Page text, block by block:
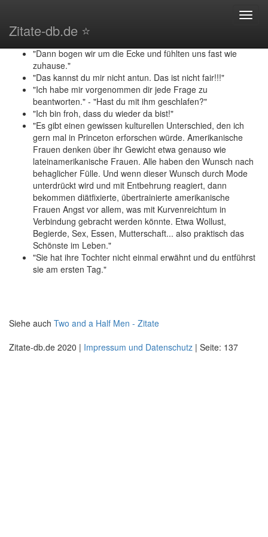
Zitate-db.de ⭐️
"Ich bin die Tochter meiner Mutter!"
"Dann bogen wir um die Ecke und fühlten uns fast wie
zuhause."
"Das kannst du mir nicht antun. Das ist nicht fair!!!"
"Ich habe mir vorgenommen dir jede Frage zu
beantworten." - "Hast du mit ihm geschlafen?"
"Ich bin froh, dass du wieder da bist!"
"Es gibt einen gewissen kulturellen Unterschied, den ich
gern mal in Princeton erforschen würde. Amerikanische
Frauen denken über ihr Gewicht etwa genauso wie
lateinamerikanische Frauen. Alle haben den Wunsch nach
behaglicher Fülle. Und wenn dieser Wunsch durch Mode
unterdrückt wird und mit Entbehrung reagiert, dann
bekommen diätfixierte, übertrainierte amerikanische
Frauen Angst vor allem, was mit Kurvenreichtum in
Verbindung gebracht werden könnte. Etwa Wollust,
Begierde, Sex, Essen, Mutterschaft... also praktisch das
Schönste im Leben."
"Sie hat ihre Tochter nicht einmal erwähnt und du entführst
sie am ersten Tag."
Siehe auch Two and a Half Men - Zitate
Zitate-db.de 2020 | Impressum und Datenschutz | Seite: 137